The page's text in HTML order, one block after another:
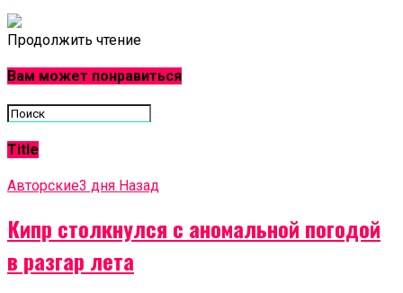
Продолжить чтение
Вам может понравиться
Title
Авторские3 дня Назад
Кипр столкнулся с аномальной погодой
в разгар лета